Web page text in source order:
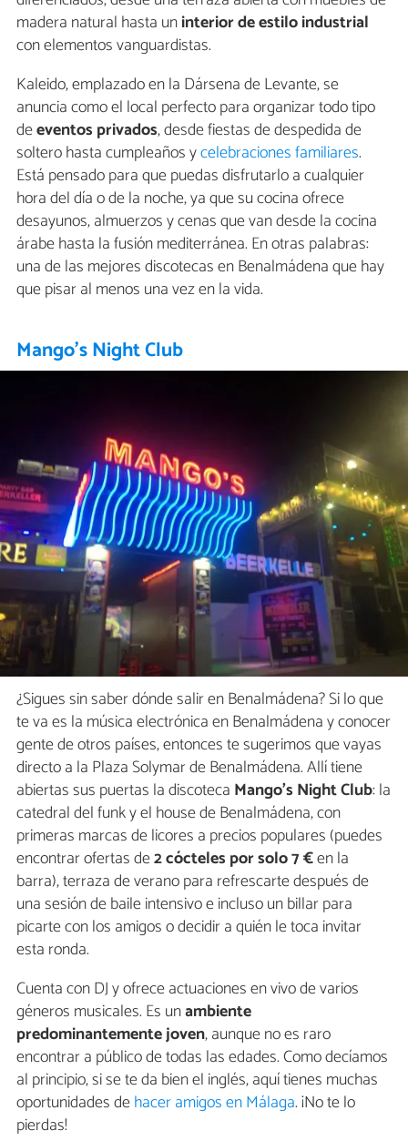
madera natural hasta uninterior de estilo industrial
con elementos vanguardistas.
Kaleido, emplazado en la Dársena de Levante, se
anuncia como el local perfecto para organizar todo tipo
deeventos privados, desde fiestas de despedida de
soltero hasta cumpleaños ycelebraciones familiares.
Está pensado para que puedas disfrutarlo a cualquier
hora del día o de la noche, ya que su cocina ofrece
desayunos, almuerzos y cenas que van desde la cocina
árabe hasta la fusión mediterránea. En otras palabras:
una de las mejores discotecas en Benalmádena que hay
que pisar al menos una vez en la vida.
Mango's Night Club
¿Sigues sin saber dónde salir en Benalmádena? Si lo que
te va es la música electrónica en Benalmádena y conocer
gente de otros países, entonces te sugerimos que vayas
directo a la Plaza Solymar de Benalmádena. Allí tiene
abiertas sus puertas la discoteca Mango’s Night Club: la
catedral del funk y el house de Benalmádena, con
primeras marcas de licores a precios populares (puedes
encontrar ofertas de2 cócteles por solo 7 €en la
barra), terraza de verano para refrescarte después de
una sesión de baile intensivo e incluso un billar para
picarte con los amigos o decidir a quién le toca invitar
esta ronda.
Cuenta con DJ y ofrece actuaciones en vivo de varios
géneros musicales. Es unambiente
predominantemente joven, aunque no es raro
encontrar a público de todas las edades. Como decíamos
al principio, si se te da bien el inglés, aquí tienes muchas
oportunidades dehacer amigos en Málaga. ¡No te lo
pierdas!